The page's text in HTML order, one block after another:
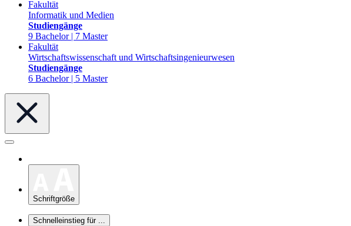
Fakultät
Informatik und Medien
Studiengänge
9 Bachelor | 7 Master
Fakultät
Wirtschaftswissenschaft und Wirtschaftsingenieurwesen
Studiengänge
6 Bachelor | 5 Master
Schriftgröße
Schnelleinstieg für ...